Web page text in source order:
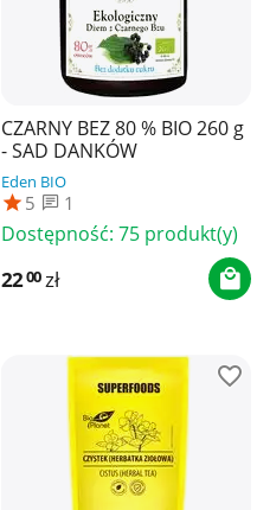
CZARNY BEZ 80 % BIO 260 g
- SAD DANKÓW
Eden BIO
5 1
Dostępność: 75 produkt(y)
2200 zł